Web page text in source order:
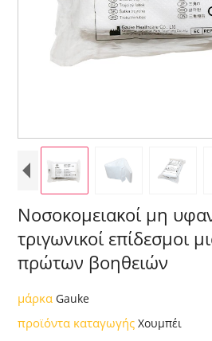
Νοσοκομειακοί μη
τριγωνικοί επίδεσμοι
πρώτων βοηθειών
μάρκαGauke
προϊόντα καταγωγήςΧουμπέι